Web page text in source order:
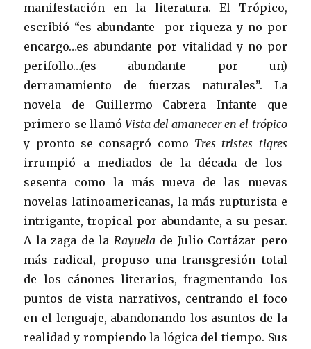
manifestación en la literatura. El Trópico,
escribió “es abundante por riqueza y no por
encargo…es abundante por vitalidad y no por
perifollo…(es abundante por un)
derramamiento de fuerzas naturales”. La
novela de Guillermo Cabrera Infante que
primero se llamó Vista del amanecer en el trópico
y pronto se consagró como Tres tristes tigres
irrumpió a mediados de la década de los
sesenta como la más nueva de las nuevas
novelas latinoamericanas, la más rupturista e
intrigante, tropical por abundante, a su pesar.
A la zaga de la Rayuela de Julio Cortázar pero
más radical, propuso una transgresión total
de los cánones literarios, fragmentando los
puntos de vista narrativos, centrando el foco
en el lenguaje, abandonando los asuntos de la
realidad y rompiendo la lógica del tiempo. Sus